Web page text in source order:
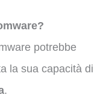
potrebbe
la sua capacità di
.